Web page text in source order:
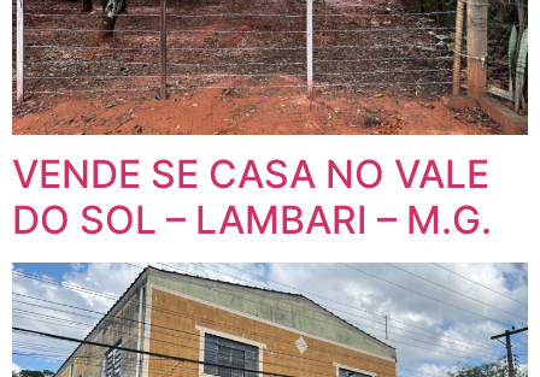
VENDE SE CASA NO VALE
DO SOL – LAMBARI – M.G.